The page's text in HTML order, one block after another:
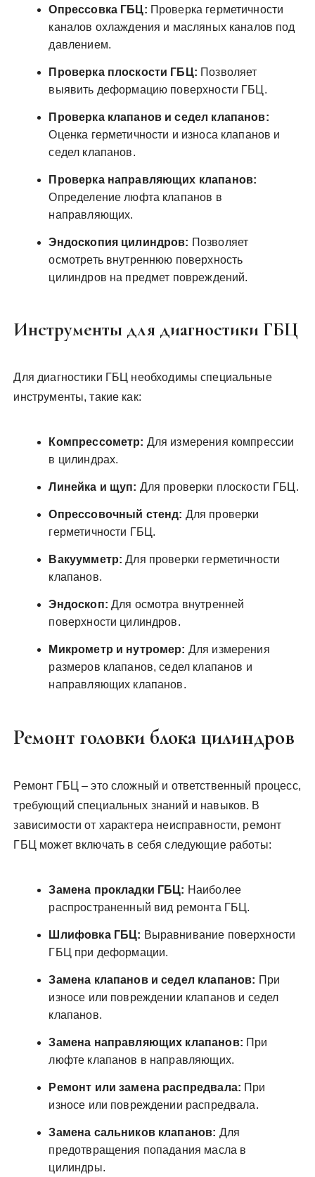
Опрессовка ГБЦ: Проверка герметичности
каналов охлаждения и масляных каналов под
давлением.
Проверка плоскости ГБЦ: Позволяет
выявить деформацию поверхности ГБЦ.
Проверка клапанов и седел клапанов:
Оценка герметичности и износа клапанов и
седел клапанов.
Проверка направляющих клапанов:
Определение люфта клапанов в
направляющих.
Эндоскопия цилиндров: Позволяет
осмотреть внутреннюю поверхность
цилиндров на предмет повреждений.
Инструменты для диагностики ГБЦ
Для диагностики ГБЦ необходимы специальные
инструменты, такие как:
Компрессометр: Для измерения компрессии
в цилиндрах.
Линейка и щуп: Для проверки плоскости ГБЦ.
Опрессовочный стенд: Для проверки
герметичности ГБЦ.
Вакуумметр: Для проверки герметичности
клапанов.
Эндоскоп: Для осмотра внутренней
поверхности цилиндров.
Микрометр и нутромер: Для измерения
размеров клапанов, седел клапанов и
направляющих клапанов.
Ремонт головки блока цилиндров
Ремонт ГБЦ – это сложный и ответственный процесс,
требующий специальных знаний и навыков. В
зависимости от характера неисправности, ремонт
ГБЦ может включать в себя следующие работы:
Замена прокладки ГБЦ: Наиболее
распространенный вид ремонта ГБЦ.
Шлифовка ГБЦ: Выравнивание поверхности
ГБЦ при деформации.
Замена клапанов и седел клапанов: При
износе или повреждении клапанов и седел
клапанов.
Замена направляющих клапанов: При
люфте клапанов в направляющих.
Ремонт или замена распредвала: При
износе или повреждении распредвала.
Замена сальников клапанов: Для
предотвращения попадания масла в
цилиндры.